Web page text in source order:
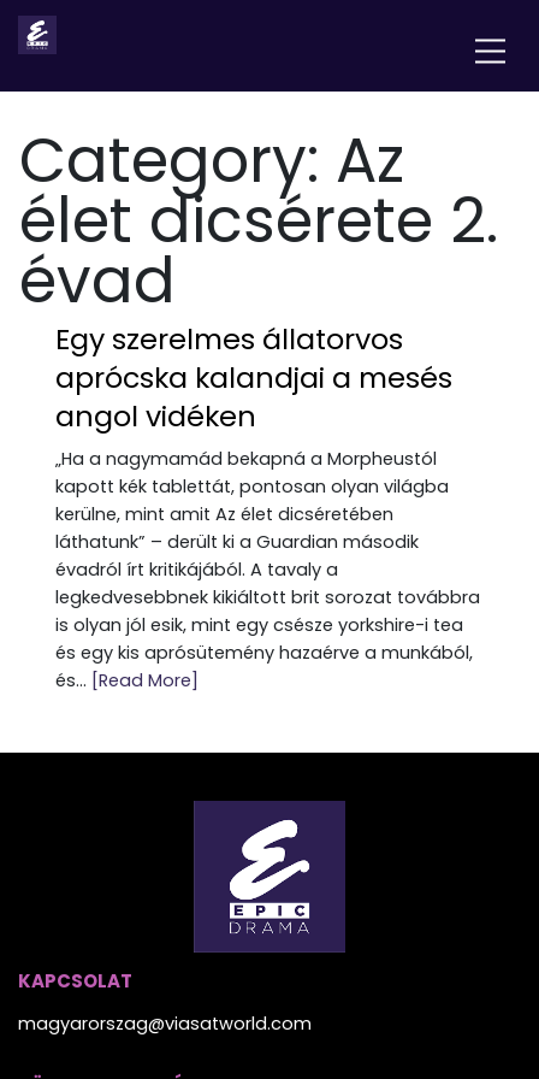
Category: Az
élet dicsérete 2.
évad
Egy szerelmes állatorvos
aprócska kalandjai a mesés
angol vidéken
„Ha a nagymamád bekapná a Morpheustól
kapott kék tablettát, pontosan olyan világba
kerülne, mint amit Az élet dicséretében
láthatunk” – derült ki a Guardian második
évadról írt kritikájából. A tavaly a
legkedvesebbnek kikiáltott brit sorozat továbbra
is olyan jól esik, mint egy csésze yorkshire-i tea
és egy kis aprósütemény hazaérve a munkából,
és... [Read More]
KAPCSOLAT
magyarorszag@viasatworld.com